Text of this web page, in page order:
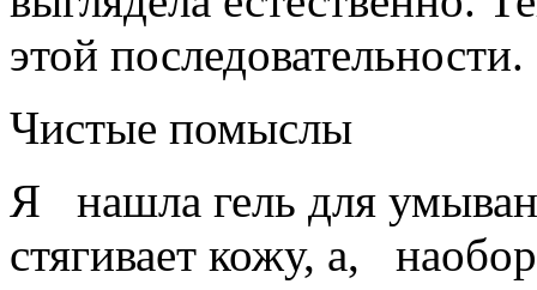
этой
Чистые помыслы
Я нашла гель для
стягивает кожу, а,